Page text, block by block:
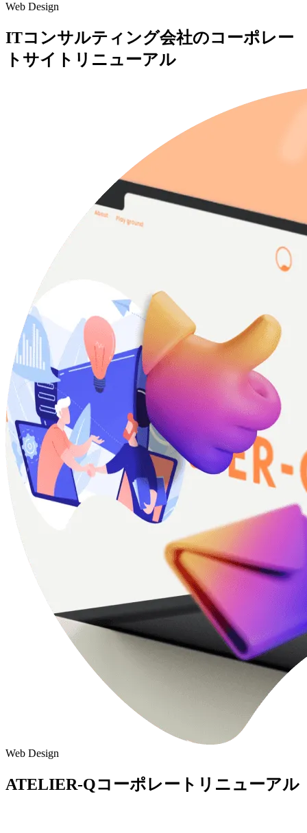
Web Design
ITコンサルティング会社のコーポレー
トサイトリニューアル
Web Design
ATELIER-Qコーポレートリニューアル